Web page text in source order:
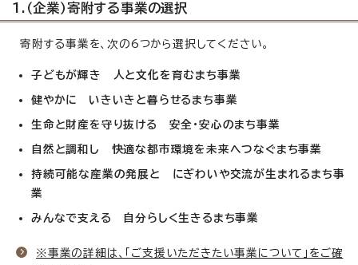
1.（企業）寄附する事業の選択
寄附する事業を、次の6つから選択してください。
子どもが輝き 人と文化を育むまち事業
健やかに いきいきと暮らせるまち事業
生命と財産を守り抜ける 安全・安心のまち事業
自然と調和し 快適な都市環境を未来へつなぐまち事業
持続可能な産業の発展と にぎわいや交流が生まれるまち事
業
みんなで支える 自分らしく生きるまち事業
※事業の詳細は、「ご支援いただきたい事業について」をご確